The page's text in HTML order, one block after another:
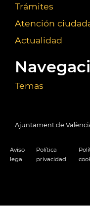
Trámites
Atención
Actualidad
Temas
Ajuntament de
Aviso
legal
Política
privacidad